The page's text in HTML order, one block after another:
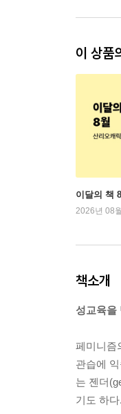
이 상품
이달의 책
2026년 08
책소개
성교육을
페미니즘
관습에
는 젠더
기도 하다.